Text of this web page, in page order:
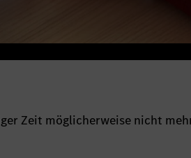
Zeit möglicherweise nicht